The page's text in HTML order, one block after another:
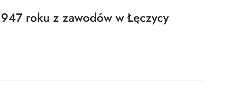
roku z zawodów w Łęczycy